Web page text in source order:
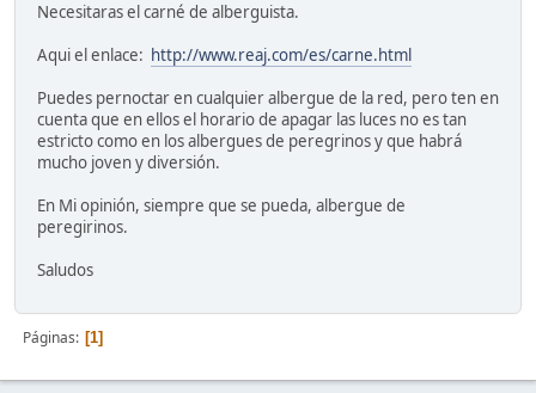
Necesitaras el carné de alberguista.
Aqui el enlace: http://www.reaj.com/es/carne.html
Puedes pernoctar en cualquier albergue de la red, pero ten en
cuenta que en ellos el horario de apagar las luces no es tan
estricto como en los albergues de peregrinos y que habrá
mucho joven y diversión.
En Mi opinión, siempre que se pueda, albergue de
peregirinos.
Saludos
Páginas 1